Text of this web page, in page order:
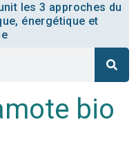
les 3 approches du
énergétique et
bio